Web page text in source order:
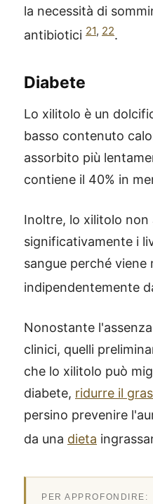
la necessità di
antibiotici 21, 22.
Diabete
Lo xilitolo è un
basso contenuto
assorbito più
contiene il 40% in
Inoltre, lo xilitolo non
significativamente i
sangue perché viene
indipendentemente
Nonostante
clinici, quelli
che lo xilitolo può
diabete, ridurre il
persino prevenire
da una dieta